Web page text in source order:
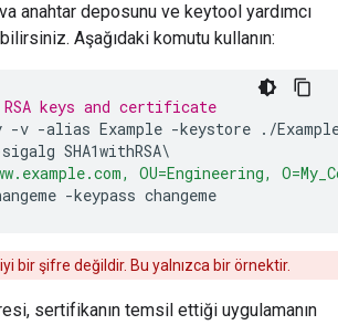
anahtar deposunu ve keytool yardımcı
Aşağıdaki komutu kullanın:
keys and certificate
-v -alias Example -keystore ./
sigalg SHA1withRSA
OU=Engineering,
-keypass changeme
bir şifre değildir. Bu yalnızca bir örnektir.
sertifikanın temsil ettiği uygulamanın